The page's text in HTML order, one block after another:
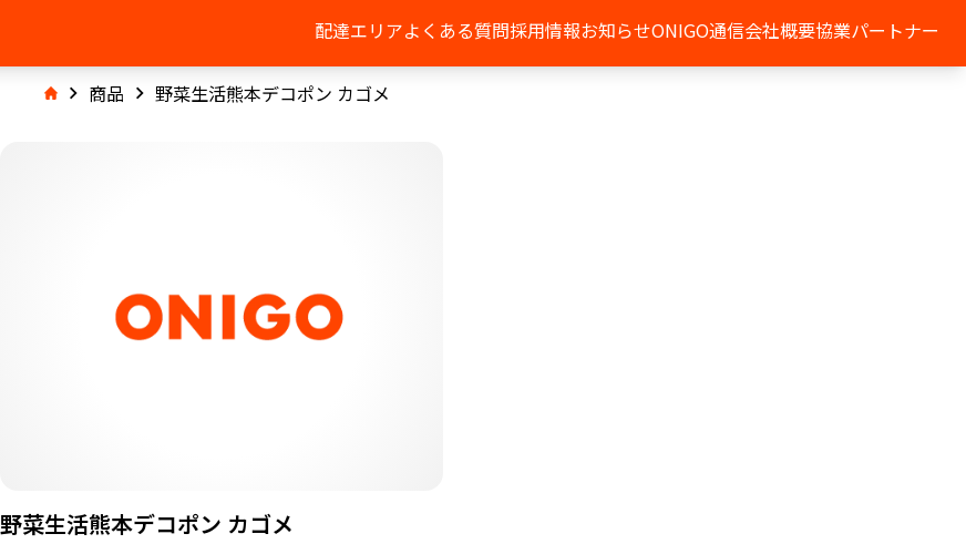
配達エリアよくある質問採用情報お知らせONIGO通信会社概要協業パートナー
商品 野菜生活熊本デコポン カゴメ
野菜生活熊本デコポン カゴメ